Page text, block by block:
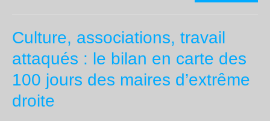
les
Culture, associations, travail
attaqués : le bilan en carte des
100 jours des maires d’extrême
droite